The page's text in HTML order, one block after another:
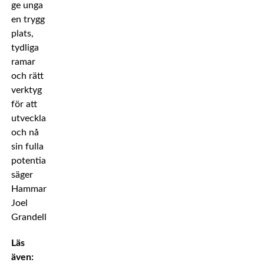
ge unga
en trygg
plats,
tydliga
ramar
och rätt
verktyg
för att
utvecklas
och nå
sin fulla
potential,
säger
Hammarbytränaren
Joel
Grandell.
Läs
även: